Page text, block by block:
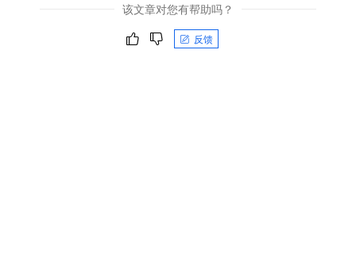
该文章对您有帮助吗？
反馈